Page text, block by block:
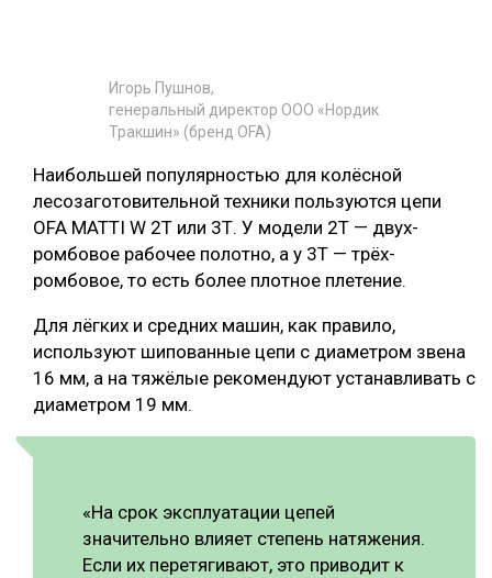
Игорь Пушнов,
генеральный директор ООО «Нордик
Тракшин» (бренд OFA)
Наибольшей популярностью для колёсной
лесозаготовительной техники пользуются цепи
OFA MATTI W 2T или 3Т. У модели 2Т — двух-
ромбовое рабочее полотно, а у 3Т — трёх-
ромбовое, то есть более плотное плетение.
Для лёгких и средних машин, как правило,
используют шипованные цепи с диаметром звена
16 мм, а на тяжёлые рекомендуют устанавливать с
диаметром 19 мм.
«На срок эксплуатации цепей
значительно влияет степень натяжения.
Если их перетягивают, это приводит к